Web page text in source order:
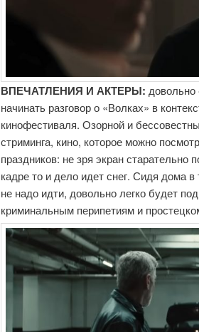
ВПЕЧАТЛЕНИЯ И АКТЕРЫ:
начинать разговор о «Волках» в
кинофестиваля. Озорной и
стриминга, кино, которое можно
праздников: не зря экран старательно
кадре то и дело идет снег. Сидя дома
не надо идти, довольно легко будет
криминальным перипетиям и